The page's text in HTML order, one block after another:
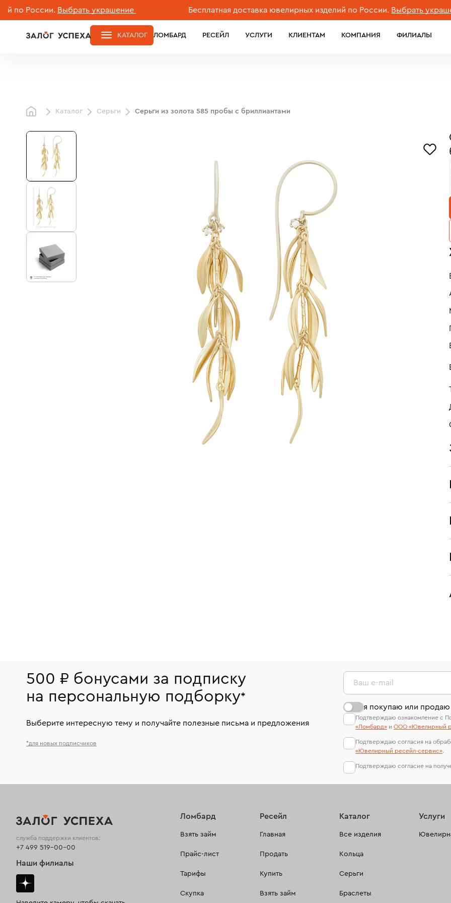
России. Выбрать украшение Бесплатная доставка ювелирных изделий по России. Выбрать украшение
ЛОМБАРД РЕСЕЙЛ УСЛУГИ КЛИЕНТАМ КОМПАНИЯ ФИЛИАЛЫ
КАТАЛОГ
Каталог Серьги Серьги из золота 585 пробы с бриллиантами
500 ₽ бонусами за подписку
на персональную подборку*
Выберите интересную тему и получайте полезные письма и предложения
*для новых подписчиков
Ваш e-mail
я покупаю или
Подтверждаю ознакомление с
«Ломбард» и ООО «Ювелирный
Подтверждаю согласия на
«Ювелирный ресейл-сервиc».
Подтверждаю согласие на
Ломбард
Взять займ
Прайс-лист
Тарифы
Скупка
Ресейл
Главная
Продать
Купить
Взять займ
Каталог
Все изделия
Кольца
Серьги
Браслеты
Услуги
служба поддержки клиентов:
+7 499 519-00-00
Наши филиалы